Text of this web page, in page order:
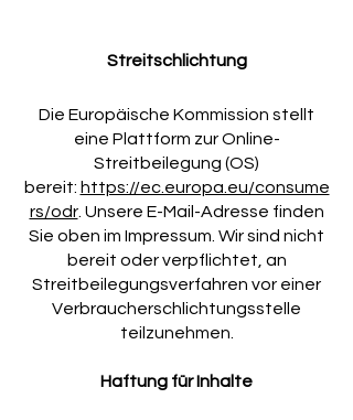
Streitschlichtung
Die Europäische Kommission stellt
eine Plattform zur Online-
Streitbeilegung (OS)
bereit: https://ec.europa.eu/consume
rs/odr. Unsere E-Mail-Adresse finden
Sie oben im Impressum. Wir sind nicht
bereit oder verpflichtet, an
Streitbeilegungsverfahren vor einer
Verbraucherschlichtungsstelle
teilzunehmen.
Haftung für Inhalte